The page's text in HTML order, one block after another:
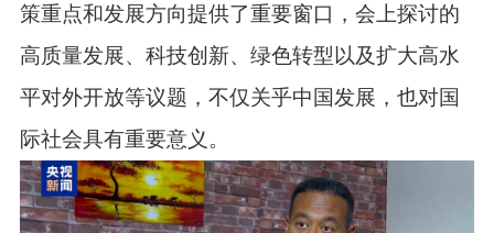
策重点和发展方向提供了重要窗口，会上探讨的
高质量发展、科技创新、绿色转型以及扩大高水
平对外开放等议题，不仅关乎中国发展，也对国
际社会具有重要意义。